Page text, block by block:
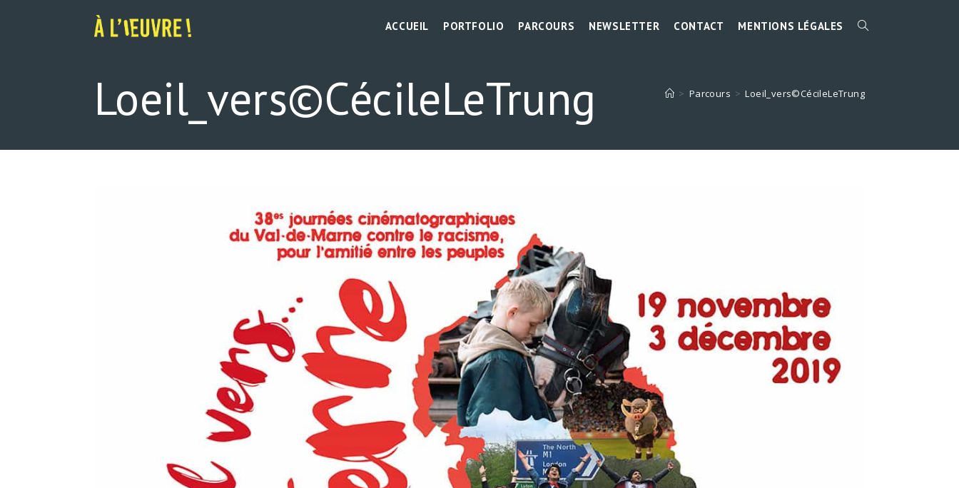
ACCUEIL PORTFOLIO PARCOURS NEWSLETTER CONTACT MENTIONS LÉGALES TOGGLE
Loeil_vers©CécileLeTrung > Parcours > Loeil_vers©CécileLeTrung